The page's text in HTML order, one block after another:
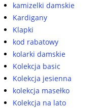
kamizelki damskie
Kardigany
Klapki
kod rabatowy
kolarki damskie
Kolekcja basic
Kolekcja jesienna
kolekcja masełko
Kolekcja na lato